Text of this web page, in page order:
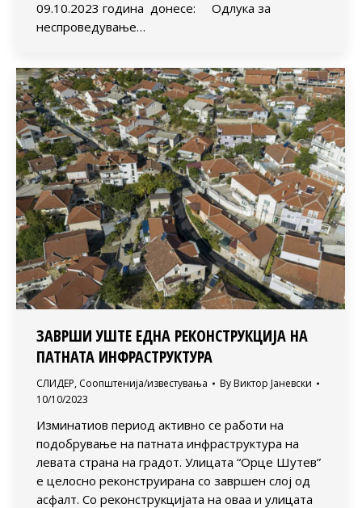
09.10.2023 година донесе: Одлука за
неспроведување…
ЗАВРШИ УШТЕ ЕДНА РЕКОНСТРУКЦИЈА НА
ПАТНАТА ИНФРАСТРУКТУРА
СЛИДЕР, Соопштенија/известувања By Виктор Јаневски
10/10/2023
Изминатиов период активно се работи на
подобрување на патната инфраструктура на
левата страна на градот. Улицата “Орце Шутев”
е целосно реконструирана со завршен слој од
асфалт. Со реконструкцијата на оваа и улицата